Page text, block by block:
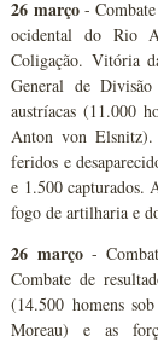
26 março- Combate
ocidental do Rio
Coligação. Vitória
General de
austríacas (11.000
Anton von Elsnitz).
feridos e
e 1.500 capturados.
fogo de artilharia e
26 março-
Combate de
(14.500 homens
Moreau) e as